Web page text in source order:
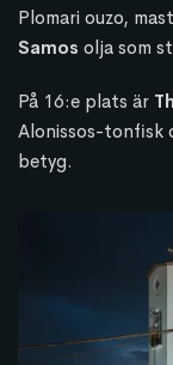
Plomari ouzo,
Samos olja som
På 16:e plats är
Alonissos-tonfisk
betyg.